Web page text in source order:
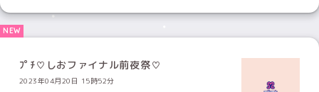
ﾌﾟﾁ♡しおファイナル前夜祭♡
2023年04月20日 15時52分